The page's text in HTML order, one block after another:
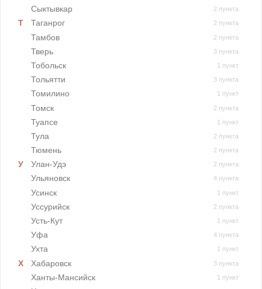
Сыктывкар 2 пункта
Таганрог 2 пункта
Тамбов 2 пункта
Тверь 3 пункта
Тобольск 1 пункт
Тольятти 3 пункта
Томилино 1 пункт
Томск 2 пункта
Туапсе 1 пункт
Тула 2 пункта
Тюмень 2 пункта
Улан-Удэ 2 пункта
Ульяновск 4 пункта
Усинск 1 пункт
Уссурийск 2 пункта
Усть-Кут 1 пункт
Уфа 4 пункта
Ухта 1 пункт
Хабаровск 3 пункта
Ханты-Мансийск 1 пункт